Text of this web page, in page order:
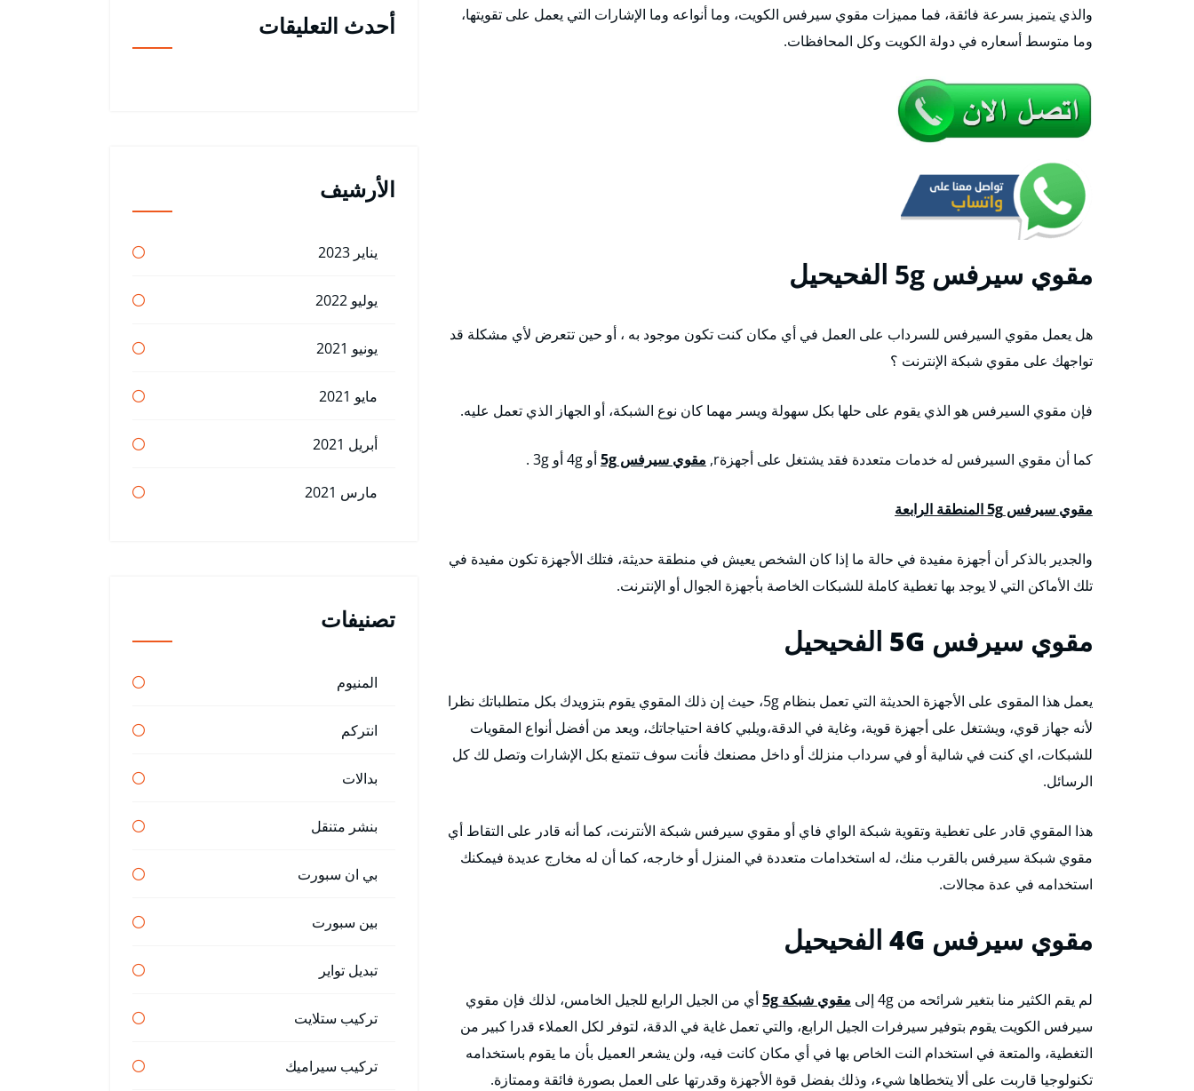
والذي يتميز بسرعة فائقة، فما مميزات مقوي سيرفس الكويت، وما أنواعه وما الإشارات التي يعمل على تقويتها،
وما متوسط أسعاره في دولة الكويت وكل المحافظات.
مقوي سيرفس 5g الفحيحيل
هل يعمل مقوي السيرفس للسرداب على العمل في أي مكان كنت تكون موجود به ، أو حين تتعرض لأي مشكلة قد
تواجهك على مقوي شبكة الإنترنت ؟
فإن مقوي السيرفس هو الذي يقوم على حلها بكل سهولة ويسر مهما كان نوع الشبكة، أو الجهاز الذي تعمل عليه.
كما أن مقوي السيرفس له خدمات متعددة فقد يشتغل على أجهزةr, مقوي سيرفس 5g أو 4g أو 3g .
مقوي سيرفس 5g المنطقة الرابعة
والجدير بالذكر أن أجهزة مفيدة في حالة ما إذا كان الشخص يعيش في منطقة حديثة، فتلك الأجهزة تكون مفيدة في
تلك الأماكن التي لا يوجد بها تغطية كاملة للشبكات الخاصة بأجهزة الجوال أو الإنترنت.
مقوي سيرفس 5G الفحيحيل
يعمل هذا المقوى على الأجهزة الحديثة التي تعمل بنظام 5g، حيث إن ذلك المقوي يقوم بتزويدك بكل متطلباتك نظرا
لأنه جهاز قوي، ويشتغل على أجهزة قوية، وغاية في الدقة،ويلبي كافة احتياجاتك، ويعد من أفضل أنواع المقويات
للشبكات، اي كنت في شالية أو في سرداب منزلك أو داخل مصنعك فأنت سوف تتمتع بكل الإشارات وتصل لك كل
الرسائل.
هذا المقوي قادر على تغطية وتقوية شبكة الواي فاي أو مقوي سيرفس شبكة الأنترنت، كما أنه قادر على التقاط أي
مقوي شبكة سيرفس بالقرب منك، له استخدامات متعددة في المنزل أو خارجه، كما أن له مخارج عديدة فيمكنك
استخدامه في عدة مجالات.
مقوي سيرفس 4G الفحيحيل
لم يقم الكثير منا بتغير شرائحه من 4g إلى مقوي شبكة 5g
أي من الجيل الرابع للجيل الخامس، لذلك فإن مقوي
سيرفس الكويت يقوم بتوفير سيرفرات الجيل الرابع، والتي تعمل غاية في الدقة، لتوفر لكل العملاء قدرا كبير من
التغطية، والمتعة في استخدام النت الخاص بها في أي مكان كانت فيه، ولن يشعر العميل بأن ما يقوم باستخدامه
تكنولوجيا قاربت على ألا يتخطاها شيء، وذلك بفضل قوة الأجهزة وقدرتها على العمل بصورة فائقة وممتازة.
أحدث التعليقات
الأرشيف
يناير 2023
يوليو 2022
يونيو 2021
مايو 2021
أبريل 2021
مارس 2021
تصنيفات
المنيوم
انتركم
بدالات
بنشر متنقل
بي ان سبورت
بين سبورت
تبديل تواير
تركيب ستلايت
تركيب سيراميك